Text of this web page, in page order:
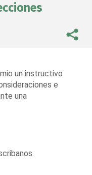
un instructivo
e
una